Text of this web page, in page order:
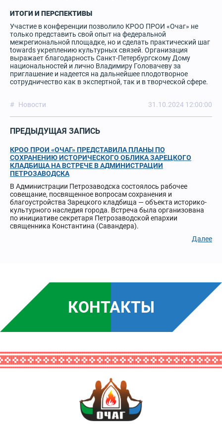
ИТОГИ И ПЕРСПЕКТИВЫ
Участие в конференции позволило КРОО ПРОИ «Очаг» не
только представить свой опыт на федеральной
межрегиональной площадке, но и сделать практический шаг
towards укреплению культурных связей. Организация
выражает благодарность Санкт-Петербургскому Дому
национальностей и лично Владимиру Головачеву за
приглашение и надеется на дальнейшее плодотворное
сотрудничество как в экспертной, так и в творческой сфере.
Новости 31.10.2024 12:00:00
ПРЕДЫДУЩАЯ ЗАПИСЬ
КРОО ПРОИ «ОЧАГ» ПРЕДСТАВИЛА ПЛАНЫ ПО
СОХРАНЕНИЮ ИСТОРИЧЕСКОГО ОБЛИКА ЗАРЕЦКОГО
КЛАДБИЩА НА ВСТРЕЧЕ В АДМИНИСТРАЦИИ
ПЕТРОЗАВОДСКА
В Администрации Петрозаводска состоялось рабочее
совещание, посвященное вопросам сохранения и
благоустройства Зарецкого кладбища — объекта историко-
культурного наследия города. Встреча была организована
по инициативе секретаря Петрозаводской епархии
священника Константина (Савандера).
Далее
КОНТАКТЫ